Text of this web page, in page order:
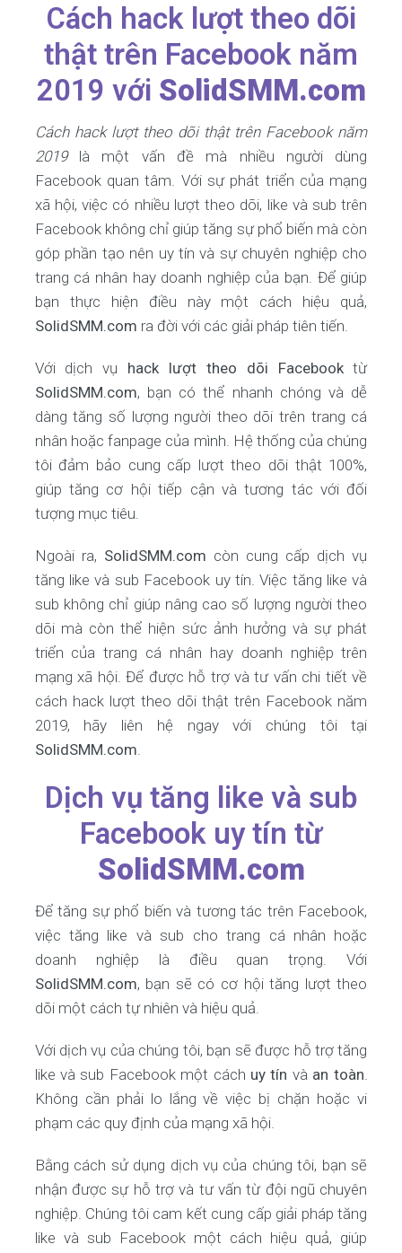
Cách hack lượt theo dõi
thật trên Facebook năm
2019 với SolidSMM.com
Cách hack lượt theo dõi thật trên Facebook năm
2019là một vấn đề mà nhiều người dùng
Facebook quan tâm. Với sự phát triển của mạng
xã hội, việc có nhiều lượt theo dõi, like và sub trên
Facebook không chỉ giúp tăng sự phổ biến mà còn
góp phần tạo nên uy tín và sự chuyên nghiệp cho
trang cá nhân hay doanh nghiệp của bạn. Để giúp
bạn thực hiện điều này một cách hiệu quả,
SolidSMM.com ra đời với các giải pháp tiên tiến.
Với dịch vụ hack lượt theo dõi Facebooktừ
SolidSMM.com, bạn có thể nhanh chóng và dễ
dàng tăng số lượng người theo dõi trên trang cá
nhân hoặc fanpage của mình. Hệ thống của chúng
tôi đảm bảo cung cấp lượt theo dõi thật 100%,
giúp tăng cơ hội tiếp cận và tương tác với đối
tượng mục tiêu.
Ngoài ra, SolidSMM.com còn cung cấp dịch vụ
tăng like và sub Facebook uy tín. Việc tăng like và
sub không chỉ giúp nâng cao số lượng người theo
dõi mà còn thể hiện sức ảnh hưởng và sự phát
triển của trang cá nhân hay doanh nghiệp trên
mạng xã hội. Để được hỗ trợ và tư vấn chi tiết về
cách hack lượt theo dõi thật trên Facebook năm
2019, hãy liên hệ ngay với chúng tôi tại
SolidSMM.com.
Dịch vụ tăng like và sub
Facebook uy tín từ
SolidSMM.com
Để tăng sự phổ biến và tương tác trên Facebook,
việc tăng like và sub cho trang cá nhân hoặc
doanh nghiệp là điều quan trọng. Với
SolidSMM.com, bạn sẽ có cơ hội tăng lượt theo
dõi một cách tự nhiên và hiệu quả.
Với dịch vụ của chúng tôi, bạn sẽ được hỗ trợ tăng
like và sub Facebook một cách uy tín và an toàn.
Không cần phải lo lắng về việc bị chặn hoặc vi
phạm các quy định của mạng xã hội.
Bằng cách sử dụng dịch vụ của chúng tôi, bạn sẽ
nhận được sự hỗ trợ và tư vấn từ đội ngũ chuyên
nghiệp. Chúng tôi cam kết cung cấp giải pháp tăng
like và sub Facebook một cách hiệu quả, giúp